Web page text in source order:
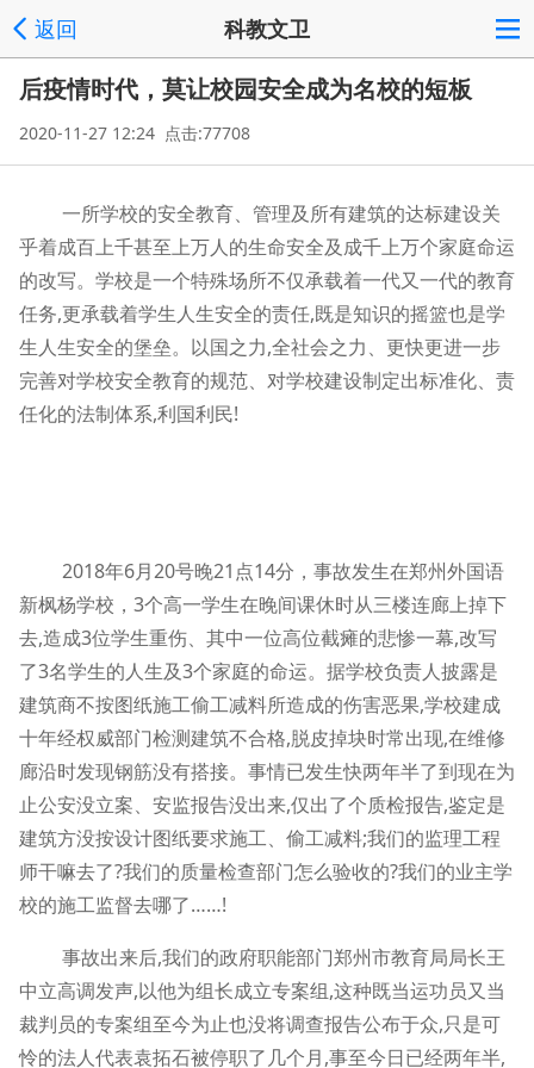
返回 科教文卫
后疫情时代，莫让校园安全成为名校的短板
2020-11-27 12:24 点击:77708
一所学校的安全教育、管理及所有建筑的达标建设关
乎着成百上千甚至上万人的生命安全及成千上万个家庭命运
的改写。学校是一个特殊场所不仅承载着一代又一代的教育
任务,更承载着学生人生安全的责任,既是知识的摇篮也是学
生人生安全的堡垒。以国之力,全社会之力、更快更进一步
完善对学校安全教育的规范、对学校建设制定出标准化、责
任化的法制体系,利国利民!
2018年6月20号晚21点14分，事故发生在郑州外国语
新枫杨学校，3个高一学生在晚间课休时从三楼连廊上掉下
去,造成3位学生重伤、其中一位高位截瘫的悲惨一幕,改写
了3名学生的人生及3个家庭的命运。据学校负责人披露是
建筑商不按图纸施工偷工减料所造成的伤害恶果,学校建成
十年经权威部门检测建筑不合格,脱皮掉块时常出现,在维修
廊沿时发现钢筋没有搭接。事情已发生快两年半了到现在为
止公安没立案、安监报告没出来,仅出了个质检报告,鉴定是
建筑方没按设计图纸要求施工、偷工减料;我们的监理工程
师干嘛去了?我们的质量检查部门怎么验收的?我们的业主学
校的施工监督去哪了……!
事故出来后,我们的政府职能部门郑州市教育局局长王
中立高调发声,以他为组长成立专案组,这种既当运功员又当
裁判员的专案组至今为止也没将调查报告公布于众,只是可
怜的法人代表袁拓石被停职了几个月,事至今日已经两年半,